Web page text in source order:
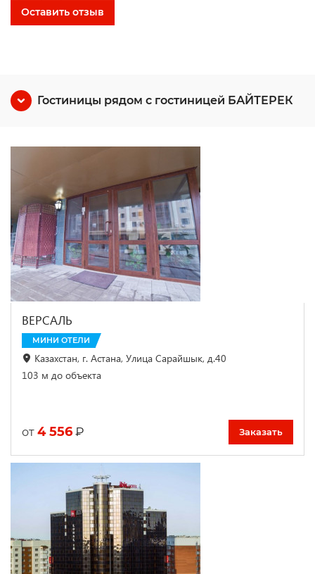
Оставить отзыв
Гостиницы рядом с гостиницей БАЙТЕРЕК
ВЕРСАЛЬ
МИНИ ОТЕЛИ
Казахстан, г. Астана, Улица Сарайшык, д.40
103 м до объекта
от 4 556 ₽ Заказать